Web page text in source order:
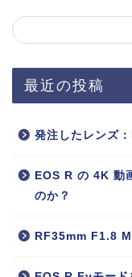
最近の投稿
発注したレンズ
EOS R の 4K 動
のか？
RF35mm F1.8